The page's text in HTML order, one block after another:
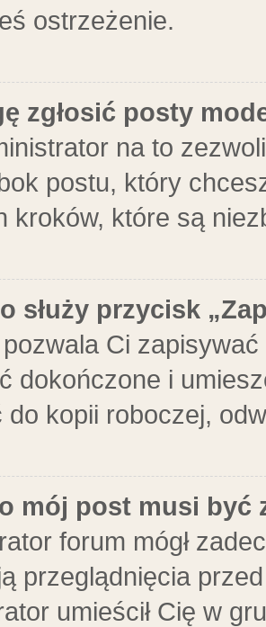
ostrzeżenie.
zgłosić posty
na to
postu, który
kroków, które są
służy przycisk
Ci
dokończone i
do kopii roboczej,
mój post musi być
forum mógł
przeglądnięcia
umieścił Cię w